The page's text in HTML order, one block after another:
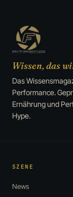
Wissen, das
Das
Performance.
Ernährung und
Hype.
SZENE
News